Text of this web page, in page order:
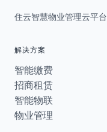
住云智慧物业管理云平台
解决方案
智能缴费
招商租赁
智能物联
物业管理